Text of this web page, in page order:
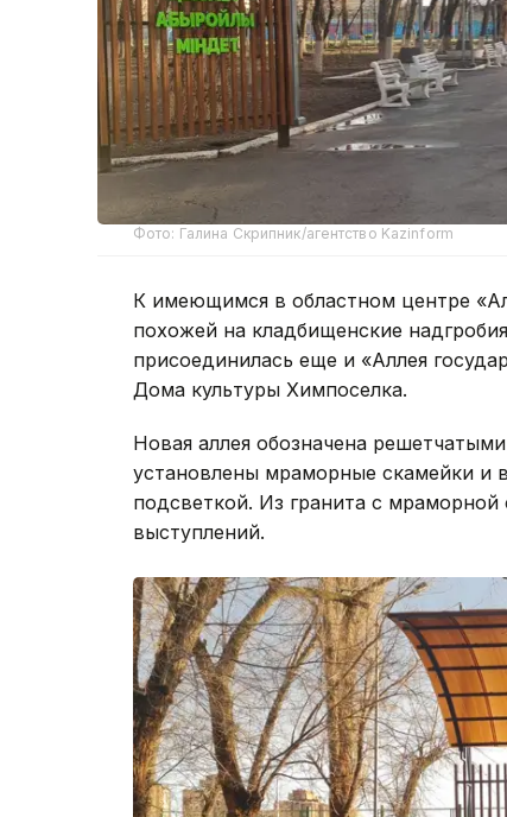
Фото: Галина Скрипник/агентство Kazinform
К имеющимся в областном центре
похожей на кладбищенские
присоединилась еще и «Аллея
Дома культуры Химпоселка.
Новая аллея обозначена
установлены мраморные скамейки и
подсветкой. Из гранита с
выступлений.